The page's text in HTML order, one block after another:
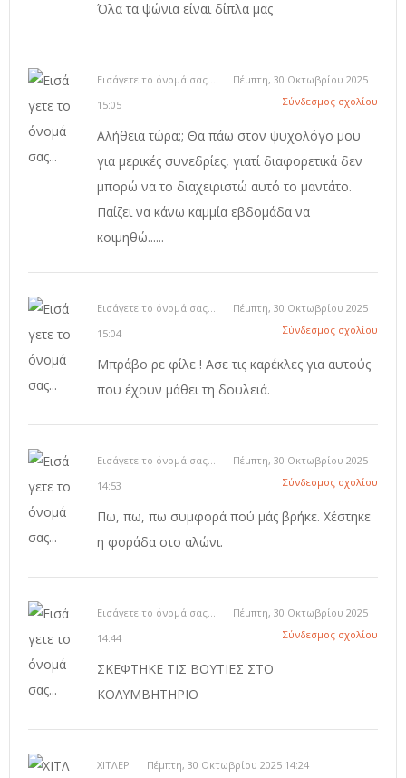
Όλα τα ψώνια είναι δίπλα μας
Εισάγετε το όνομά σας...
Πέμπτη, 30 Οκτωβρίου 2025
15:05
Σύνδεσμος σχολίου
Αλήθεια τώρα;; Θα πάω στον ψυχολόγο μου
για μερικές συνεδρίες, γιατί διαφορετικά δεν
μπορώ να το διαχειριστώ αυτό το μαντάτο.
Παίζει να κάνω καμμία εβδομάδα να
κοιμηθώ......
Εισάγετε το όνομά σας...
Πέμπτη, 30 Οκτωβρίου 2025
15:04
Σύνδεσμος σχολίου
Μπράβο ρε φίλε ! Ασε τις καρέκλες για αυτούς
που έχουν μάθει τη δουλειά.
Εισάγετε το όνομά σας...
Πέμπτη, 30 Οκτωβρίου 2025
14:53
Σύνδεσμος σχολίου
Πω, πω, πω συμφορά πού μάς βρήκε. Χέστηκε
η φοράδα στο αλώνι.
Εισάγετε το όνομά σας...
Πέμπτη, 30 Οκτωβρίου 2025
14:44
Σύνδεσμος σχολίου
ΣΚΕΦΤΗΚΕ ΤΙΣ ΒΟΥΤΙΕΣ ΣΤΟ
ΚΟΛΥΜΒΗΤΗΡΙΟ
ΧΙΤΛΕΡ
Πέμπτη, 30 Οκτωβρίου 2025 14:24